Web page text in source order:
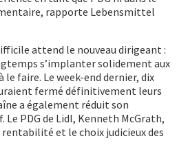
rapporte Lebensmittel
attend le nouveau dirigeant :
s’implanter solidement aux
le faire. Le week-end dernier, dix
fermé définitivement leurs
a également réduit son
PDG de Lidl, Kenneth McGrath,
et le choix judicieux des